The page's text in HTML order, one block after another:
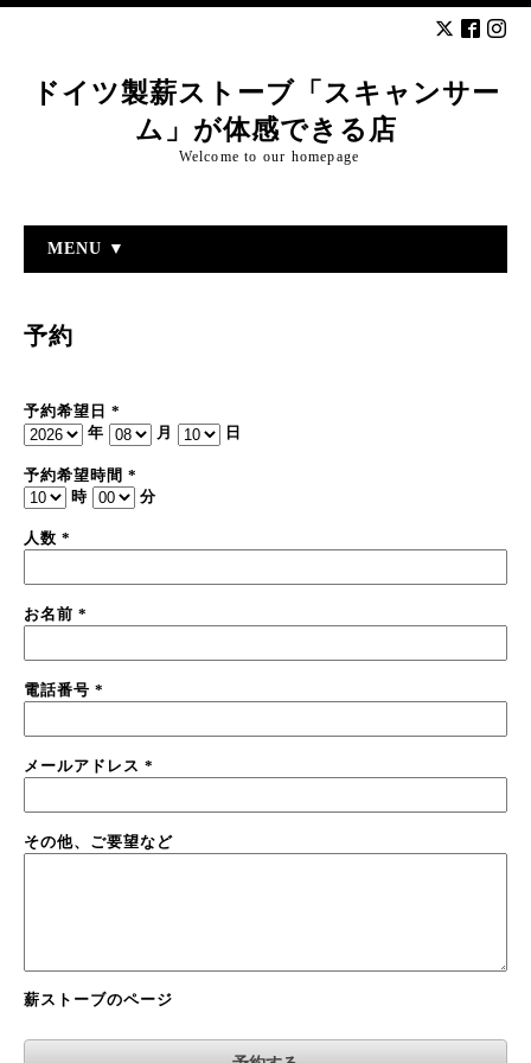
ドイツ製薪ストーブ「スキャンサー
ム」が体感できる店
Welcome to our homepage
MENU ▼
予約
予約希望日 *
年
月 日
予約希望時間 *
時
分
人数 *
お名前 *
電話番号 *
メールアドレス *
その他、ご要望など
薪ストーブのページ